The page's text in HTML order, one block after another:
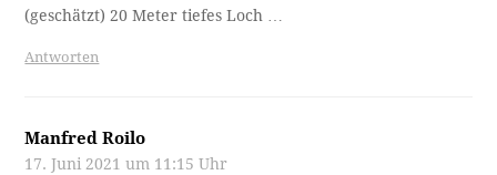
(geschätzt) 20 Meter tiefes Loch …
Antworten
Manfred Roilo
17. Juni 2021 um 11:15 Uhr